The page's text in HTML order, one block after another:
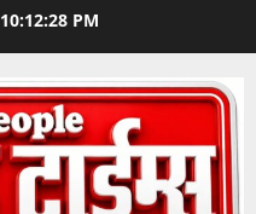
10:12:29 PM